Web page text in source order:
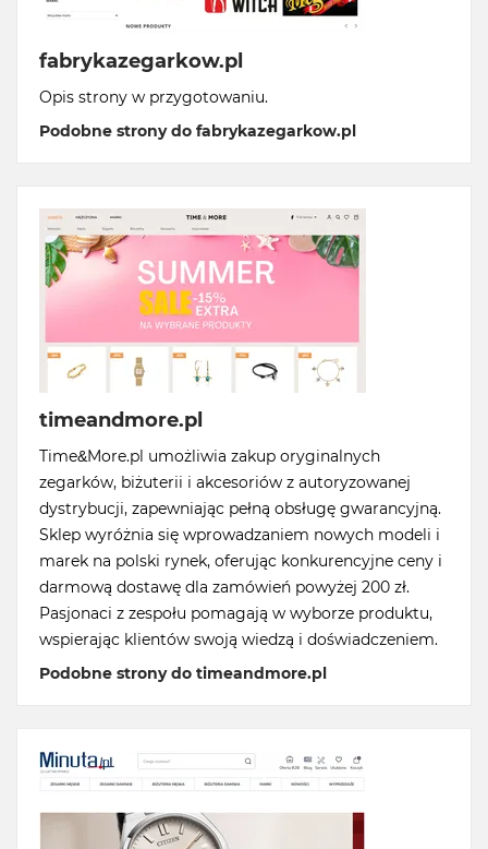
fabrykazegarkow.pl
Opis strony w przygotowaniu.
Podobne strony do fabrykazegarkow.pl
timeandmore.pl
Time&More.pl umożliwia zakup oryginalnych
zegarków, biżuterii i akcesoriów z autoryzowanej
dystrybucji, zapewniając pełną obsługę gwarancyjną.
Sklep wyróżnia się wprowadzaniem nowych modeli i
marek na polski rynek, oferując konkurencyjne ceny i
darmową dostawę dla zamówień powyżej 200 zł.
Pasjonaci z zespołu pomagają w wyborze produktu,
wspierając klientów swoją wiedzą i doświadczeniem.
Podobne strony do timeandmore.pl